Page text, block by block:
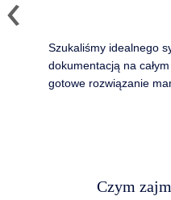
Szukaliśmy idealnego
dokumentacją na
gotowe rozwiązanie
Czym